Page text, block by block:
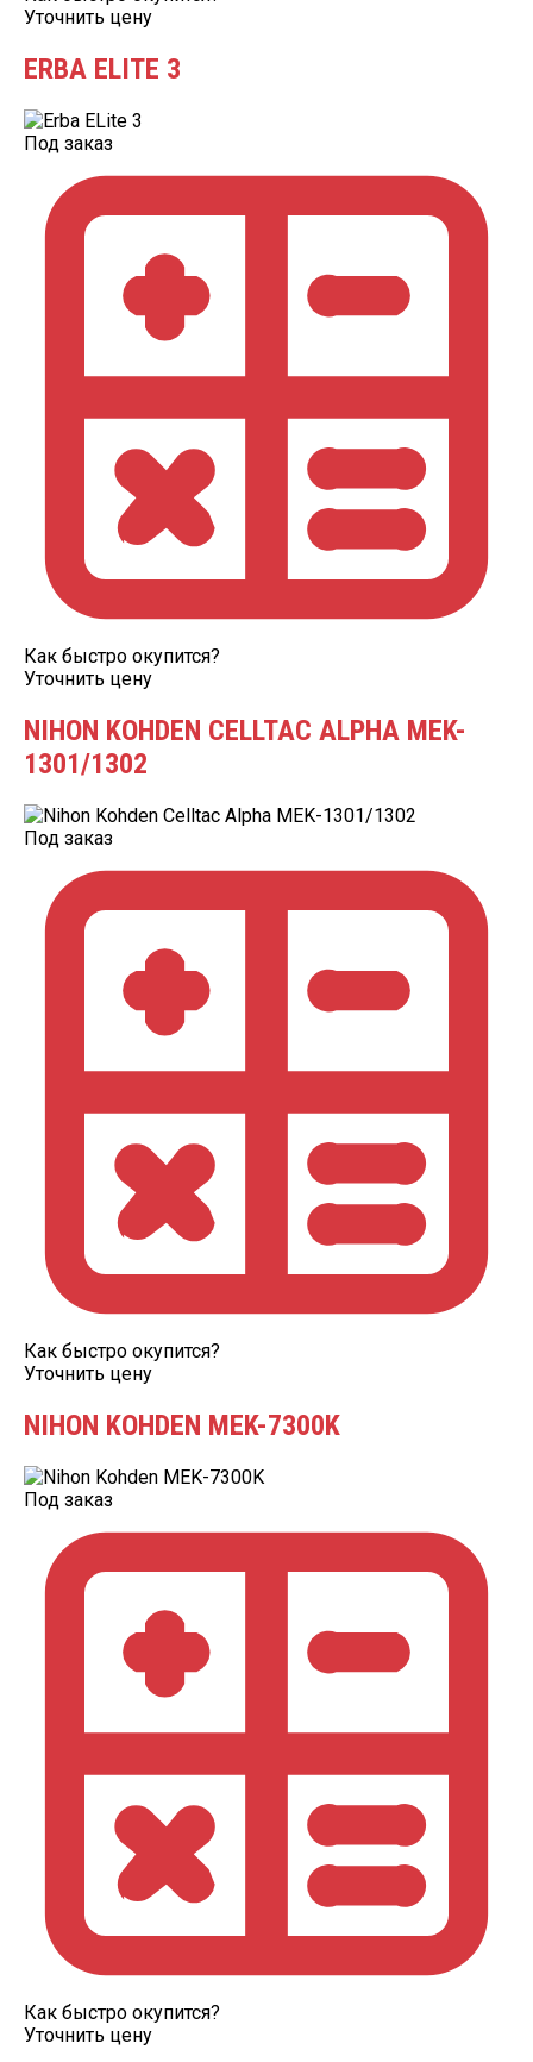
Уточнить цену
ERBA ELITE 3
Под заказ
Как быстро окупится?
Уточнить цену
NIHON KOHDEN CELLTAC ALPHA MEK-
1301/1302
Под заказ
Как быстро окупится?
Уточнить цену
NIHON KOHDEN MEK-7300K
Под заказ
Как быстро окупится?
Уточнить цену